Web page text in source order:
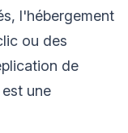
l'hébergement
ou des
de
une